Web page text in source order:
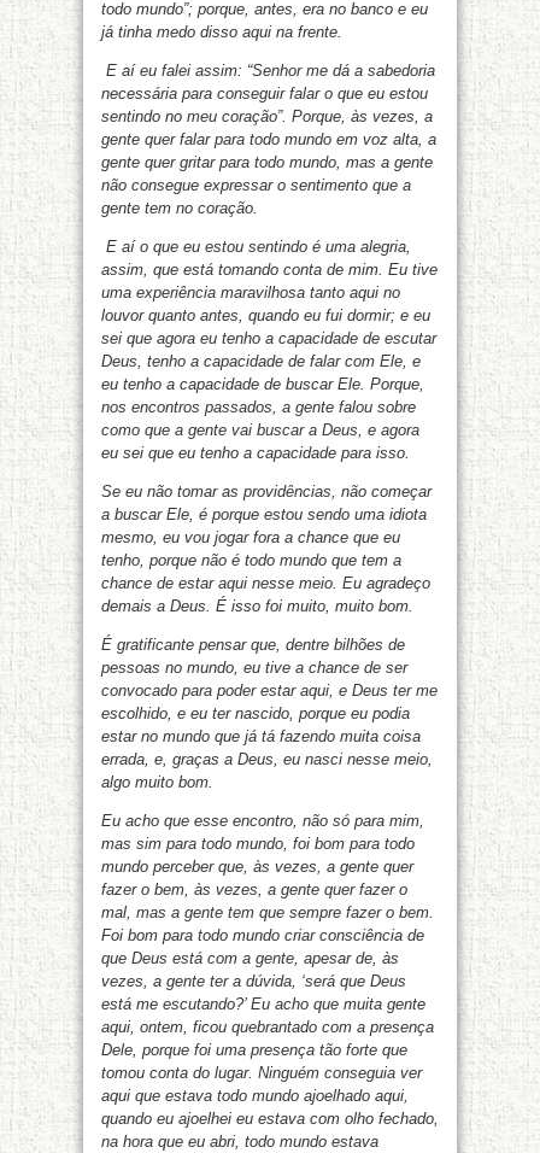
todo mundo”; porque, antes, era no banco e eu
já tinha medo disso aqui na frente.
E aí eu falei assim: “Senhor me dá a sabedoria
necessária para conseguir falar o que eu estou
sentindo no meu coração”. Porque, às vezes, a
gente quer falar para todo mundo em voz alta, a
gente quer gritar para todo mundo, mas a gente
não consegue expressar o sentimento que a
gente tem no coração.
E aí o que eu estou sentindo é uma alegria,
assim, que está tomando conta de mim. Eu tive
uma experiência maravilhosa tanto aqui no
louvor quanto antes, quando eu fui dormir; e eu
sei que agora eu tenho a capacidade de escutar
Deus, tenho a capacidade de falar com Ele, e
eu tenho a capacidade de buscar Ele. Porque,
nos encontros passados, a gente falou sobre
como que a gente vai buscar a Deus, e agora
eu sei que eu tenho a capacidade para isso.
Se eu não tomar as providências, não começar
a buscar Ele, é porque estou sendo uma idiota
mesmo, eu vou jogar fora a chance que eu
tenho, porque não é todo mundo que tem a
chance de estar aqui nesse meio. Eu agradeço
demais a Deus. É isso foi muito, muito bom.
É gratificante pensar que, dentre bilhões de
pessoas no mundo, eu tive a chance de ser
convocado para poder estar aqui, e Deus ter me
escolhido, e eu ter nascido, porque eu podia
estar no mundo que já tá fazendo muita coisa
errada, e, graças a Deus, eu nasci nesse meio,
algo muito bom.
Eu acho que esse encontro, não só para mim,
mas sim para todo mundo, foi bom para todo
mundo perceber que, às vezes, a gente quer
fazer o bem, às vezes, a gente quer fazer o
mal, mas a gente tem que sempre fazer o bem.
Foi bom para todo mundo criar consciência de
que Deus está com a gente, apesar de, às
vezes, a gente ter a dúvida, ‘será que Deus
está me escutando?’ Eu acho que muita gente
aqui, ontem, ficou quebrantado com a presença
Dele, porque foi uma presença tão forte que
tomou conta do lugar. Ninguém conseguia ver
aqui que estava todo mundo ajoelhado aqui,
quando eu ajoelhei eu estava com olho fechado,
na hora que eu abri, todo mundo estava